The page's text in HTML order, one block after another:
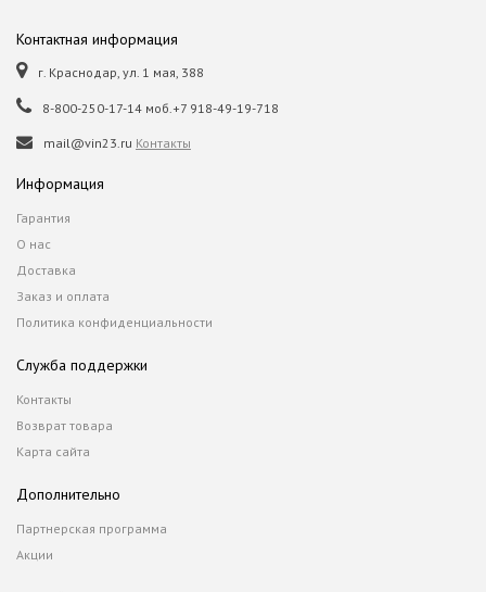
Контактная информация
г. Краснодар, ул. 1 мая, 388
8-800-250-17-14 моб.+7 918-49-19-718
mail@vin23.ru Контакты
Информация
Гарантия
О нас
Доставка
Заказ и оплата
Политика конфиденциальности
Служба поддержки
Контакты
Возврат товара
Карта сайта
Дополнительно
Партнерская программа
Акции